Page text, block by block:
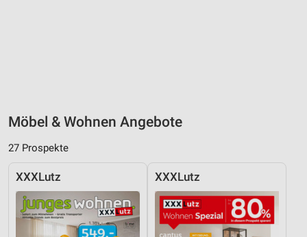
Möbel & Wohnen Angebote
27 Prospekte
XXXLutz XXXLutz